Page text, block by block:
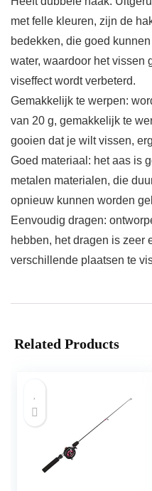
met felle kleuren, zijn de
bedekken, die goed
water, waardoor het vissen
viseffect wordt verbeterd.
Gemakkelijk te werpen:
van 20 g, gemakkelijk te
gooien dat je wilt vissen,
Goed materiaal: het aas is
metalen materialen, die
opnieuw kunnen worden
Eenvoudig dragen:
hebben, het dragen is zeer
verschillende plaatsen te
Related Products